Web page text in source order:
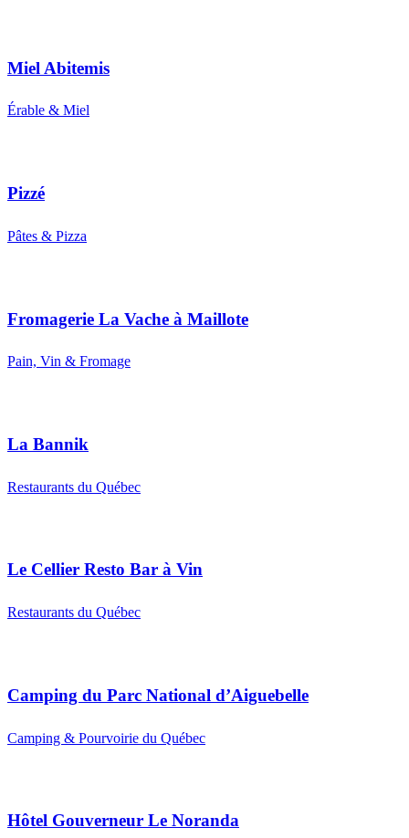
Miel Abitemis
Érable & Miel
Pizzé
Pâtes & Pizza
Fromagerie La Vache à Maillote
Pain, Vin & Fromage
La Bannik
Restaurants du Québec
Le Cellier Resto Bar à Vin
Restaurants du Québec
Camping du Parc National d’Aiguebelle
Camping & Pourvoirie du Québec
Hôtel Gouverneur Le Noranda